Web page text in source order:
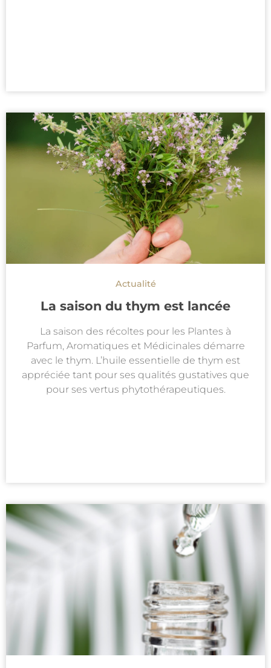
Actualité
La saison du thym est lancée
La saison des récoltes pour les Plantes à
Parfum, Aromatiques et Médicinales démarre
avec le thym. L’huile essentielle de thym est
appréciée tant pour ses qualités gustatives que
pour ses vertus phytothérapeutiques.